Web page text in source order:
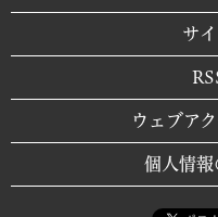
サ
ウェブア
個人情報